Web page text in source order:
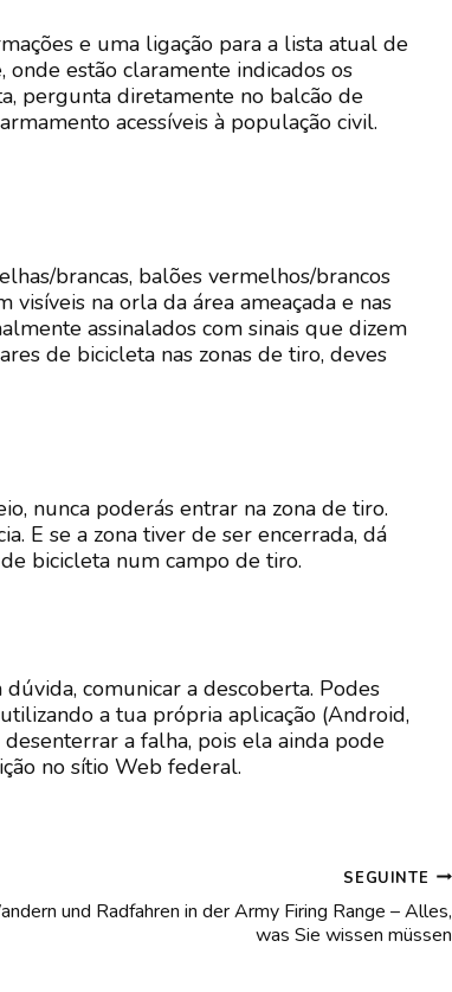
e uma ligação para a lista atual de
estão claramente indicados os
pergunta diretamente no balcão de
acessíveis à população civil.
brancas, balões vermelhos/brancos
na orla da área ameaçada e nas
assinalados com sinais que dizem
de bicicleta nas zonas de tiro, deves
nunca poderás entrar na zona de tiro.
E se a zona tiver de ser encerrada, dá
bicicleta num campo de tiro.
comunicar a descoberta. Podes
a tua própria aplicação (Android,
a falha, pois ela ainda pode
no sítio Web federal.
SEGUINTE
und Radfahren in der Army Firing Range – Alles,
was Sie wissen müssen